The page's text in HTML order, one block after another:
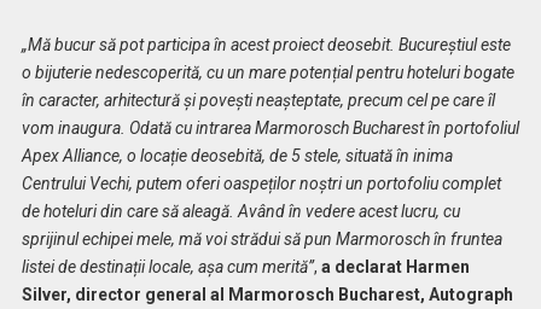
„Mă bucur să pot participa în acest proiect deosebit. Bucureștiul este
o bijuterie nedescoperită, cu un mare potențial pentru hoteluri bogate
în caracter, arhitectură și povești neașteptate, precum cel pe care îl
vom inaugura. Odată cu intrarea Marmorosch Bucharest în portofoliul
Apex Alliance, o locație deosebită, de 5 stele, situată în inima
Centrului Vechi, putem oferi oaspeților noștri un portofoliu complet
de hoteluri din care să aleagă. Având în vedere acest lucru, cu
sprijinul echipei mele, mă voi strădui să pun Marmorosch în fruntea
listei de destinații locale, așa cum merită”, a declarat Harmen
Silver, director general al Marmorosch Bucharest, Autograph